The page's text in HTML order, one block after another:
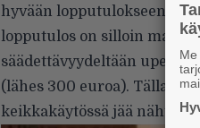
hyvään lopputulokseen
lopputulos on silloin
säädettävyydeltään upea
(lähes 300 euroa).
keikkakäytössä jää